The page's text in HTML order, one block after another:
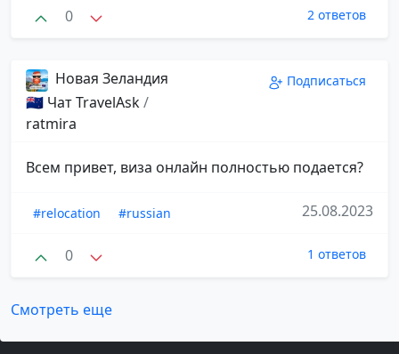
0 2 ответов
Новая Зеландия
🇳🇿 Чат TravelAsk/
ratmira
Подписаться
Всем привет, виза онлайн полностью подается?
#relocation #russian 25.08.2023
0 1 ответов
Смотреть еще